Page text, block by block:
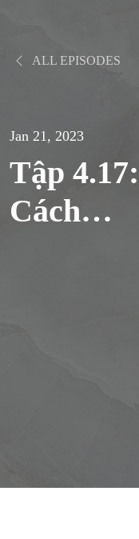
ALL EPISODES
Jan 21, 2023
Tập 4.17:
Cách